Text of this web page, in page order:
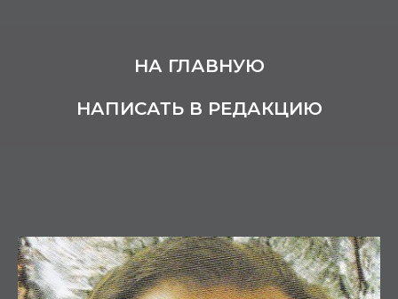
НА ГЛАВНУЮ
НАПИСАТЬ В РЕДАКЦИЮ